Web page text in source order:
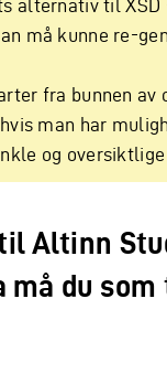
alternativ til XSD
må kunne re-
fra bunnen av
man har
og
Altinn
må du